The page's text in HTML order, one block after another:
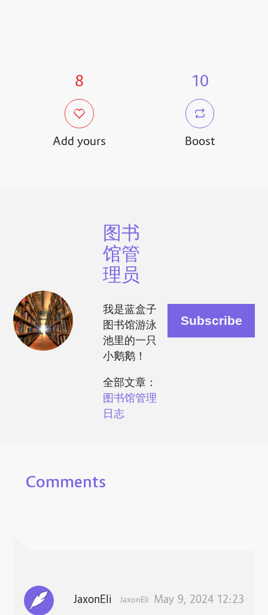
8
Add yours
10
Boost
图书
馆管
理员
我是蓝盒子
图书馆游泳
池里的一只
小鹅鹅！
全部文章：
图书馆管理
日志
Comments
JaxonEli JaxonEli May 9, 2024 12:23